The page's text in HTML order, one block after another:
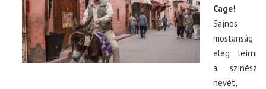
Cage!
Sajnos
mostanság
elég leírni
a színész
nevét,